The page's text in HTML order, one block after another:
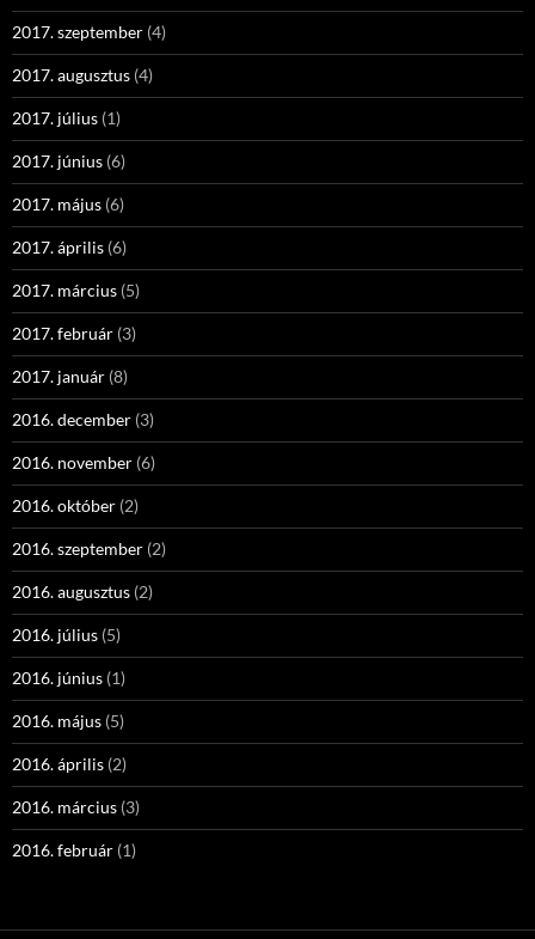
2017. szeptember (4)
2017. augusztus (4)
2017. július (1)
2017. június (6)
2017. május (6)
2017. április (6)
2017. március (5)
2017. február (3)
2017. január (8)
2016. december (3)
2016. november (6)
2016. október (2)
2016. szeptember (2)
2016. augusztus (2)
2016. július (5)
2016. június (1)
2016. május (5)
2016. április (2)
2016. március (3)
2016. február (1)